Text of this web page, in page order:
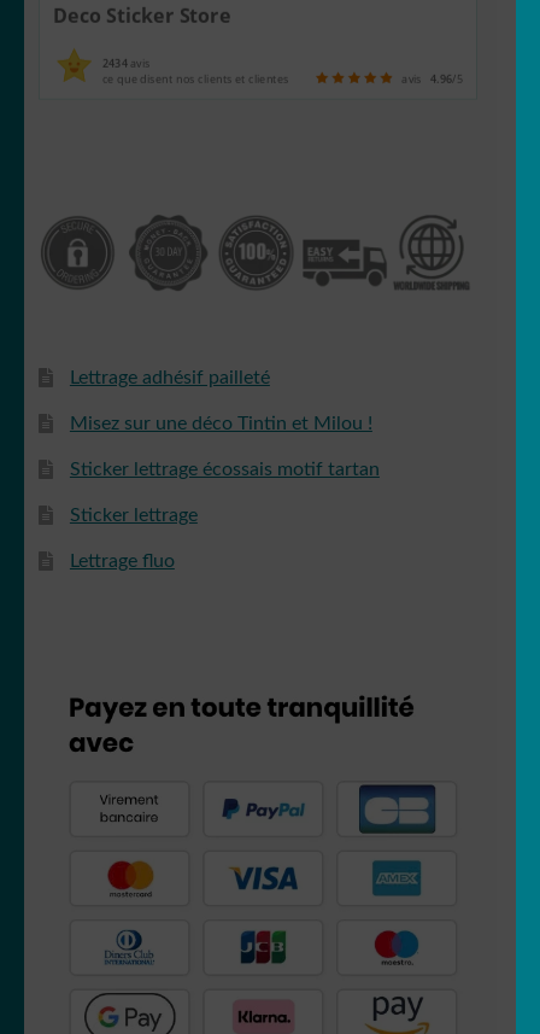
Deco Sticker Store
2434avis
ce que disent nos clients et clientes avis 4.96/5
Lettrage adhésif pailleté
Misez sur une déco Tintin et Milou !
Sticker lettrage écossais motif tartan
Sticker lettrage
Lettrage fluo